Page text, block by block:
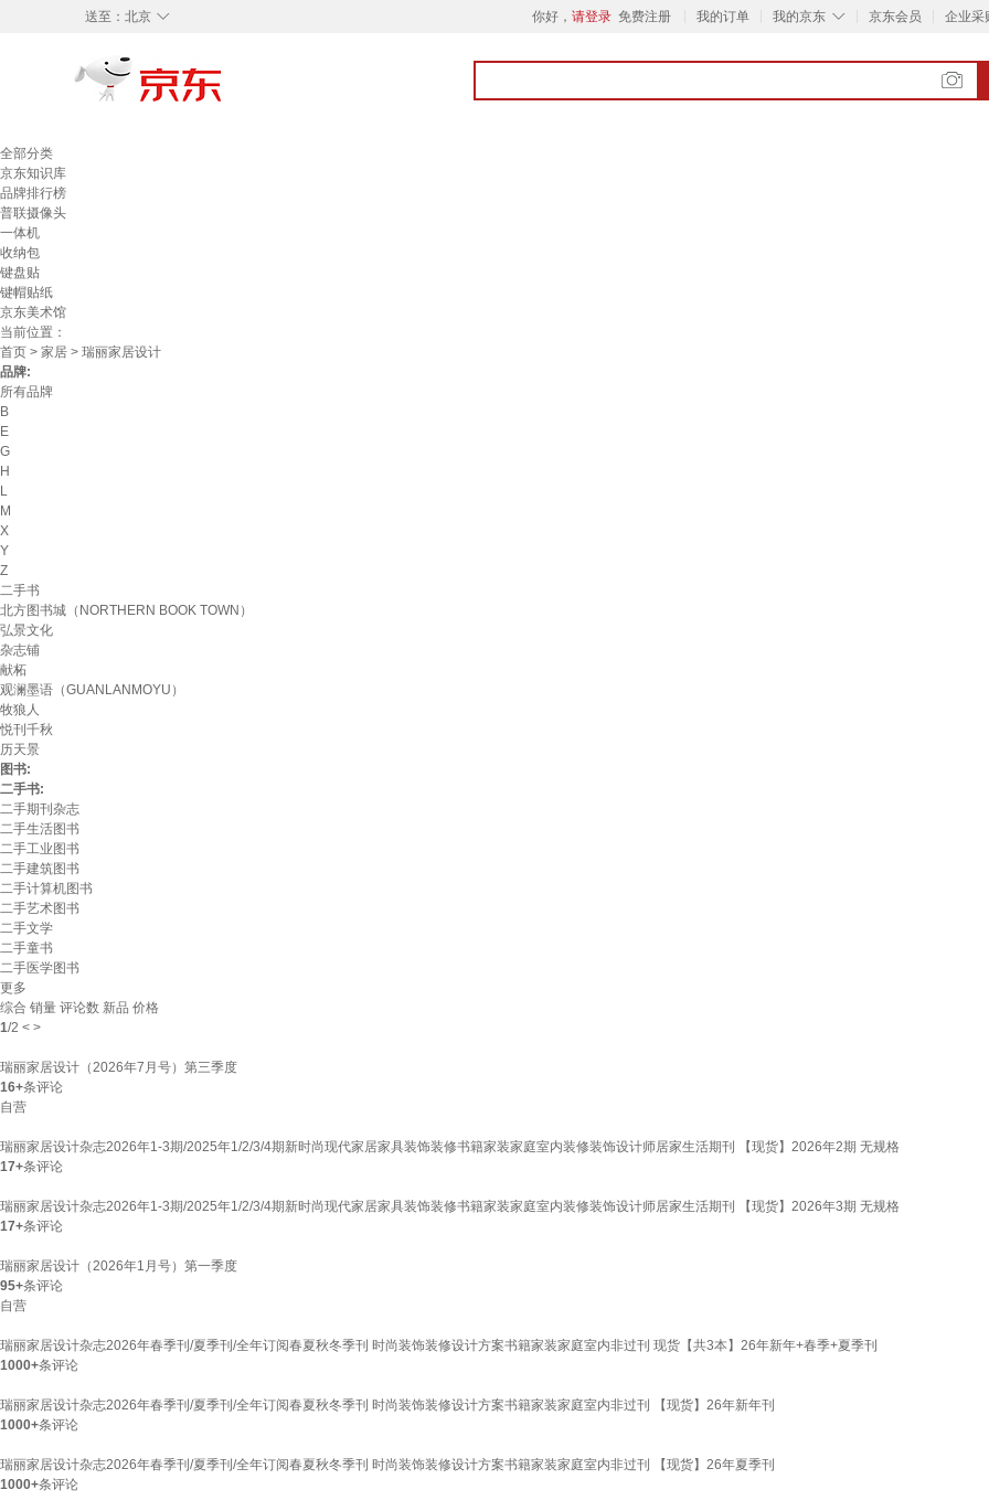
◇
送至： 北京 你好， 请登录 免费注册 我的订单 ◇
我的京东 京东会员 企业采
全部分类
京东知识库
品牌排行榜
普联摄像头
一体机
收纳包
键盘贴
键帽贴纸
京东美术馆
当前位置：
首页 > 家居 > 瑞丽家居设计
品牌:
所有品牌
B
E
G
H
L
M
X
Y
Z
二手书
北方图书城（NORTHERN BOOK TOWN）
弘景文化
杂志铺
献柘
观澜墨语（GUANLANMOYU）
牧狼人
悦刊千秋
历天景
图书:
二手书:
二手期刊杂志
二手生活图书
二手工业图书
二手建筑图书
二手计算机图书
二手艺术图书
二手文学
二手童书
二手医学图书
更多
综合 销量 评论数 新品 价格
1/2 < >
瑞丽家居设计（2026年7月号）第三季度
16+条评论
自营
瑞丽家居设计杂志2026年1-3期/2025年1/2/3/4期新时尚现代家居家具装饰装修书籍家装家庭室内装修装饰设计师居家生活期刊 【现货】2026年2期 无规格
17+条评论
瑞丽家居设计杂志2026年1-3期/2025年1/2/3/4期新时尚现代家居家具装饰装修书籍家装家庭室内装修装饰设计师居家生活期刊 【现货】2026年3期 无规格
17+条评论
瑞丽家居设计（2026年1月号）第一季度
95+条评论
自营
瑞丽家居设计杂志2026年春季刊/夏季刊/全年订阅春夏秋冬季刊 时尚装饰装修设计方案书籍家装家庭室内非过刊 现货【共3本】26年新年+春季+夏季刊
1000+条评论
瑞丽家居设计杂志2026年春季刊/夏季刊/全年订阅春夏秋冬季刊 时尚装饰装修设计方案书籍家装家庭室内非过刊 【现货】26年新年刊
1000+条评论
瑞丽家居设计杂志2026年春季刊/夏季刊/全年订阅春夏秋冬季刊 时尚装饰装修设计方案书籍家装家庭室内非过刊 【现货】26年夏季刊
1000+条评论